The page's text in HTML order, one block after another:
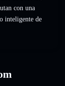
con una
inteligente de